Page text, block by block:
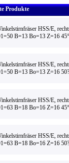
Produkte
HSS/E,
B=13 Bo=13 Z=16
HSS/E,
B=13 Bo=13 Z=16
HSS/E,
B=18 Bo=16 Z=16
HSS/E,
B=18 Bo=16 Z=16